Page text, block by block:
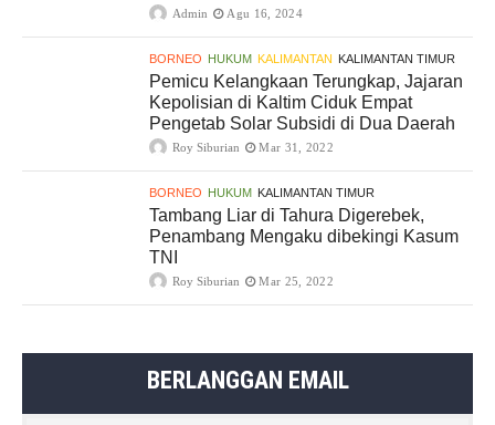
Admin Agu 16, 2024
BORNEO HUKUM KALIMANTAN KALIMANTAN TIMUR
Pemicu Kelangkaan Terungkap, Jajaran
Kepolisian di Kaltim Ciduk Empat
Pengetab Solar Subsidi di Dua Daerah
Roy Siburian Mar 31, 2022
BORNEO HUKUM KALIMANTAN TIMUR
Tambang Liar di Tahura Digerebek,
Penambang Mengaku dibekingi Kasum
TNI
Roy Siburian Mar 25, 2022
BERLANGGAN EMAIL